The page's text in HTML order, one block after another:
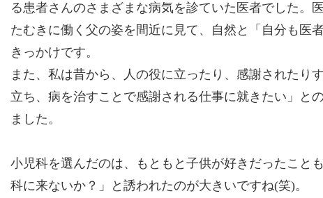
る患者さんのさまざまな病気を診ていた医者でした。
たむきに働く父の姿を間近に見て、自然と「自分も医
きっかけです。
また、私は昔から、人の役に立ったり、感謝されたり
立ち、病を治すことで感謝される仕事に就きたい」と
ました。
小児科を選んだのは、もともと子供が好きだったこと
科に来ないか？」と誘われたのが大きいですね(笑)。